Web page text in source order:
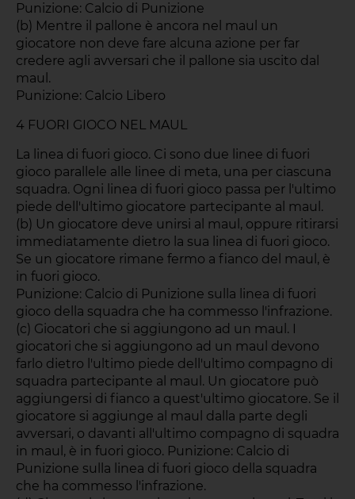
Punizione: Calcio di Punizione
(b) Mentre il pallone è ancora nel maul un
giocatore non deve fare alcuna azione per far
credere agli avversari che il pallone sia uscito dal
maul.
Punizione: Calcio Libero
4 FUORI GIOCO NEL MAUL
La linea di fuori gioco. Ci sono due linee di fuori
gioco parallele alle linee di meta, una per ciascuna
squadra. Ogni linea di fuori gioco passa per l'ultimo
piede dell'ultimo giocatore partecipante al maul.
(b) Un giocatore deve unirsi al maul, oppure ritirarsi
immediatamente dietro la sua linea di fuori gioco.
Se un giocatore rimane fermo a fianco del maul, è
in fuori gioco.
Punizione: Calcio di Punizione sulla linea di fuori
gioco della squadra che ha commesso l'infrazione.
(c) Giocatori che si aggiungono ad un maul. I
giocatori che si aggiungono ad un maul devono
farlo dietro l'ultimo piede dell'ultimo compagno di
squadra partecipante al maul. Un giocatore può
aggiungersi di fianco a quest'ultimo giocatore. Se il
giocatore si aggiunge al maul dalla parte degli
avversari, o davanti all'ultimo compagno di squadra
in maul, è in fuori gioco. Punizione: Calcio di
Punizione sulla linea di fuori gioco della squadra
che ha commesso l'infrazione.